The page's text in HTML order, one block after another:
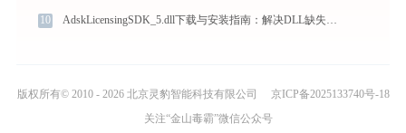
10 AdskLicensingSDK_5.dll下载与安装指南：解决DLL缺失问题的完整方案
版权所有© 2010 - 2026 北京灵豹智能科技有限公司
京ICP备2025133740号-18
关注“金山毒霸”微信公众号